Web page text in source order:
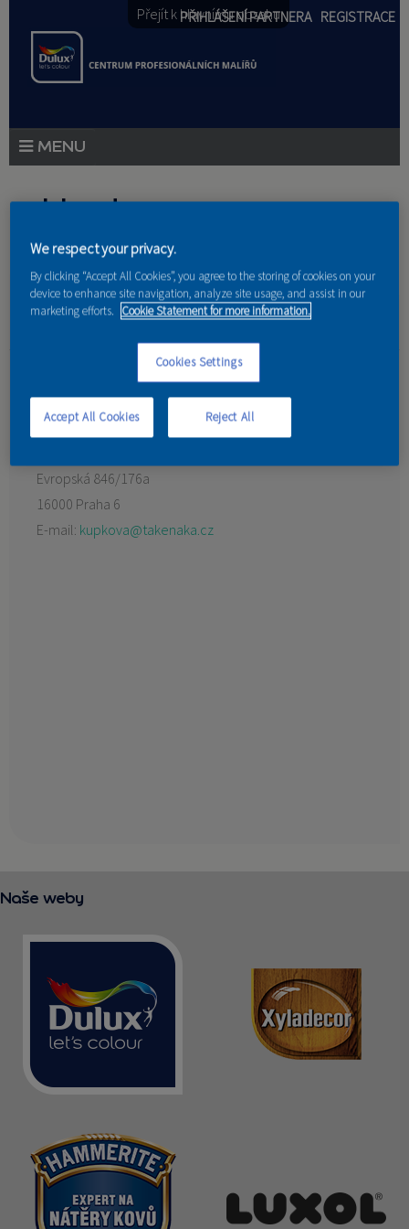
Přejít k hlavnímu obsahu
PŘIHLÁŠENÍ PARTNERA REGISTRACE
PORADENSTVÍ
AKCE A NOVINKY
PARTNEŘI
KONTAKT
Jste zde
Domů»Partneri
TAKENAKA Europe
GmbH
Evropská 846/176a
16000 Praha 6
E-mail: kupkova@takenaka.cz
Naše weby
We respect your privacy.
By clicking “Accept All Cookies”, you agree to the storing of cookies on your
device to enhance site navigation, analyze site usage, and assist in our
marketing efforts. Cookie Statement for more information.
Cookies Settings
Reject All
Accept All Cookies